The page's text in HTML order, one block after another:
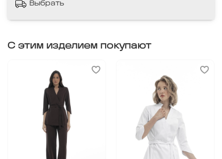
Выбрать
С этим изделием покупают